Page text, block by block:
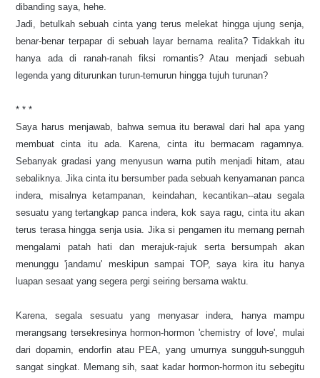
dibanding saya, hehe.
Jadi, betulkah sebuah cinta yang terus melekat hingga ujung senja,
benar-benar terpapar di sebuah layar bernama realita? Tidakkah itu
hanya ada di ranah-ranah fiksi romantis? Atau menjadi sebuah
legenda yang diturunkan turun-temurun hingga tujuh turunan?
* * *
Saya harus menjawab, bahwa semua itu berawal dari hal apa yang
membuat cinta itu ada. Karena, cinta itu bermacam ragamnya.
Sebanyak gradasi yang menyusun warna putih menjadi hitam, atau
sebaliknya. Jika cinta itu bersumber pada sebuah kenyamanan panca
indera, misalnya ketampanan, keindahan, kecantikan--atau segala
sesuatu yang tertangkap panca indera, kok saya ragu, cinta itu akan
terus terasa hingga senja usia. Jika si pengamen itu memang pernah
mengalami patah hati dan merajuk-rajuk serta bersumpah akan
menunggu 'jandamu' meskipun sampai TOP, saya kira itu hanya
luapan sesaat yang segera pergi seiring bersama waktu.
Karena, segala sesuatu yang menyasar indera, hanya mampu
merangsang tersekresinya hormon-hormon 'chemistry of love', mulai
dari dopamin, endorfin atau PEA, yang umurnya sungguh-sungguh
sangat singkat. Memang sih, saat kadar hormon-hormon itu sebegitu